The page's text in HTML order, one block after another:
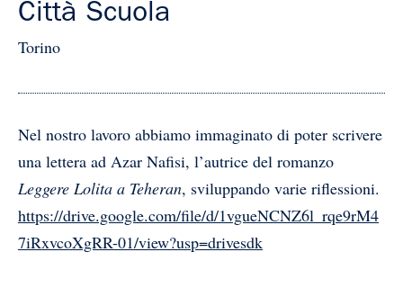
Città Scuola
Torino
Nel nostro lavoro abbiamo immaginato di poter scrivere
una lettera ad Azar Nafisi, l’autrice del romanzo
Leggere Lolita a Teheran, sviluppando varie riflessioni.
https://drive.google.com/file/d/1vgueNCNZ6l_rqe9rM4
7iRxvcoXgRR-01/view?usp=drivesdk